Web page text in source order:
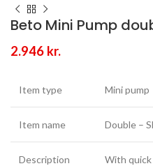
Beto Mini Pump
2.946 kr.
Item type Mini pump
Item name Double –
Description With